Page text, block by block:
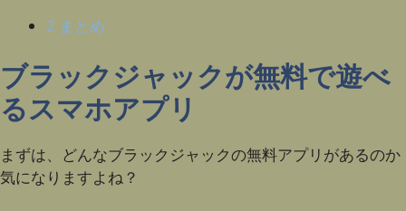
2 まとめ
ブラックジャックが無料で遊べ
るスマホアプリ
まずは、どんなブラックジャックの無料アプリがあるのか
気になりますよね？